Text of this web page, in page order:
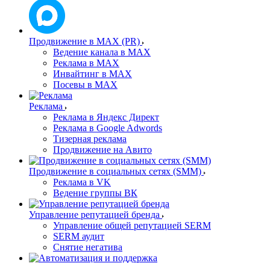
Продвижение в MAX (PR)
Ведение канала в MAX
Реклама в MAX
Инвайтинг в MAX
Посевы в MAX
Реклама
Реклама в Яндекс Директ
Реклама в Google Adwords
Тизерная реклама
Продвижение на Авито
Продвижение в социальных сетях (SMM)
Реклама в VK
Ведение группы ВК
Управление репутацией бренда
Управление общей репутацией SERM
SERM аудит
Снятие негатива